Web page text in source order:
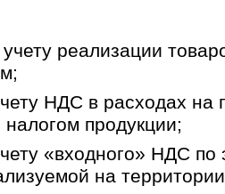
учету реализации
НДС в расходах на
продукции;
«входного» НДС по
на